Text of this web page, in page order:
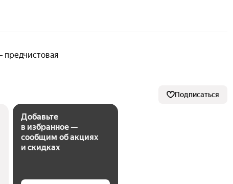
предчистовая
Подписаться
Добавьте
в избранное —
сообщим об акциях
и скидках